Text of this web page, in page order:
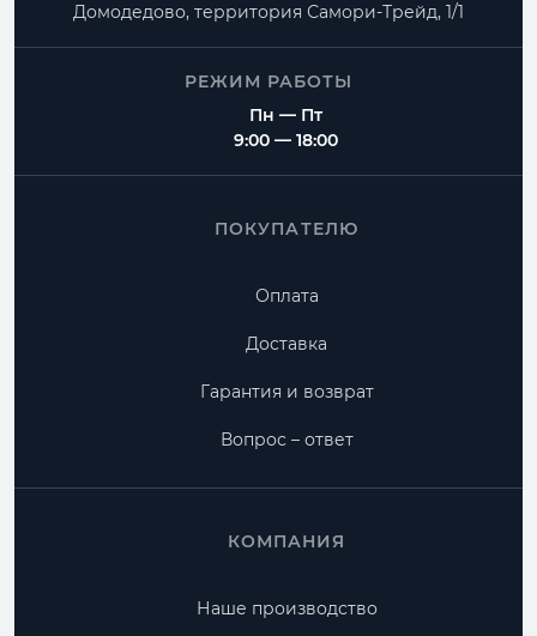
Домодедово, территория Самори-Трейд, 1/1
РЕЖИМ РАБОТЫ
Пн — Пт
9:00 — 18:00
ПОКУПАТЕЛЮ
Оплата
Доставка
Гарантия и возврат
Вопрос – ответ
КОМПАНИЯ
Наше производство